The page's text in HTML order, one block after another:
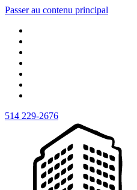
Passer au contenu principal
514 229-2676